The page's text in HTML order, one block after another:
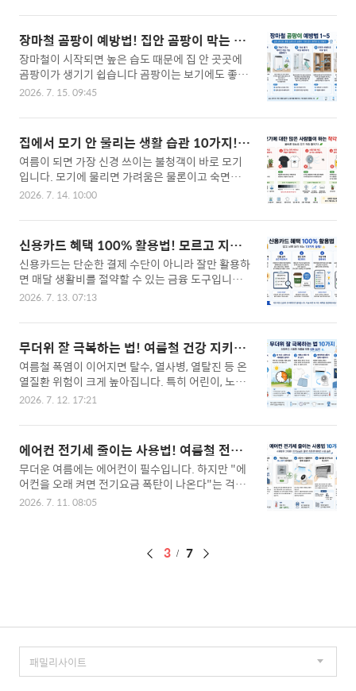
단단한 껍질은 일반쓰레기복숭아씨, 망고씨, 아보카
도씨처럼 단단한 씨앗은 일반쓰레기입니다.코코넛
껍질도 일반쓰레기로 버려야 합니다.---4. 국물은
최대한 ..
폰 저장공간을 효과적으로 늘리는 10가지 방법을
소개합니다. ---1. 사용하지 않는 앱 삭제하기 한 번
설치한 뒤 사용하지 않는 앱이 저장공간을 차지하는
경우가 많습니다. TIP 3개월 이상 사용하지 않은 앱
삭제 게임, 쇼핑 앱 등 용량이 큰 앱부터 정리하기 --
- 2. 사진과 동영상 정리하기 사진과 동영상은 저장
이나 필요 없는 스크린샷을 삭제하고, 중요한 사진
은 클라우드나 PC에 백업하세요. --- 3. 앱 캐시(Ca
che) 삭제하기 앱을 오래 사용하면 임시 ..
장마철 곰팡이 예방법! 집안 곰팡이 막는 생
활 습관 10가지
장마철이 시작되면 높은 습도 때문에 집 안 곳곳에
곰팡이가 생기기 쉽습니다 곰팡이는 보기에도 좋지
않을 뿐 아니라 알레르기와 호흡기 질환의 원인이
이를 예방하는 생활 습관 10가지를 소개합니다.---
1. 하루 2~3번 환기하기 비가 온다고 창문을 계속
닫아두면 실내 습도가 높아집니다. 비가 잠시 그친
시간이나 습도가 낮은 시간대를 이용해 10~20분 정
도 환기하는 것이 좋습니다. TIP 맞바람이 통하도록
창문 두 곳 열기 에어컨 제습 기능과 함께 사용하면
기 실내 습도를 40~60% 정도로 유지하면 곰팡이
발생을 줄이는 데 도움이 됩니다. 습도가 높다면 제
습기를 적극 활용하세요. ---3. 욕실 물기..
2026. 7. 15. 09:45
집에서 모기 안 물리는 생활 습관 10가지!
여름철 모기 걱정 줄이는 꿀팁
여름이 되면 가장 신경 쓰이는 불청객이 바로 모기
입니다. 모기에 물리면 가려움은 물론이고 숙면을
방해하고, 일부 지역에서는 감염병을 옮길 가능성도
물리지 않는 생활 습관 10가지를 소개합니다.--- 1.
집 안에 고인 물 없애기 모기는 고인 물에서 알을 낳
습니다. 화분 받침, 베란다 배수구, 물통 등에 물이
고여 있다면 정기적으로 비워 주세요. TIP 화분 받
침 물 버리기 배수구 청소하기 물통은 뚜껑 덮기 ---
2. 방충망 틈 확인하기작은 틈만 있어도 모기는 집
틈이 있다면 즉시 보수하는 것이 좋습니다. --- 3. 외
출 후 문을 오래 열어두지 않기 현관문이나 베란다
문을 오래 열어두면 모기가 쉽게 들어옵니..
2026. 7. 14. 10:00
신용카드 혜택 100% 활용법! 모르고 지나
치면 손해 보는 10가지 꿀팁
신용카드는 단순한 결제 수단이 아니라 잘만 활용하
면 매달 생활비를 절약할 수 있는 금융 도구입니다.
하지만 많은 사람들이 카드 혜택을 제대로 확인하지
오늘은 신용카드 혜택을 100% 활용하는 10가지 방
법을 소개합니다.---1. 자신의 소비 패턴에 맞는 카
드 선택하기카드마다 할인 분야가 다릅니다.평소 소
비가 많은 분야에 맞는 카드를 선택해야 혜택을 가
장 많이 받을 수 있습니다.예를 들어대중교통 이용
이 많다면 교통 할인 카드온라인 쇼핑이 많다면 쇼
2. 전월 실적 조건 확인하기대부분의 카드 혜택은
전월 이용금액을 충족해야 받을 수 있습니다.실적
기준을 모르고 사용하면 할인 혜택을 받지 못하는
경우가 많습니다...
2026. 7. 13. 07:13
무더위 잘 극복하는 법! 여름철 건강 지키는
10가지 생활 습관
여름철 폭염이 이어지면 탈수, 열사병, 열탈진 등 온
열질환 위험이 크게 높아집니다. 특히 어린이, 노인,
만성질환자는 더위에 취약하기 때문에 더욱 주의해
습관 10가지를 소개합니다.---1. 물을 자주 마시기
목이 마르지 않아도 조금씩 자주 물을 마시는 것이
좋습니다.땀을 많이 흘리면 수분과 전해질이 함께
빠져나가기 때문에 충분한 수분 보충이 중요합니다.
Tip하루 동안 여러 번 나누어 마시기카페인·알코올
음료는 과다 섭취하지 않기---2. 낮 12시~오후 5시
다면 그늘을 이용하고 자주 쉬어야 합니다.---3. 가
볍고 밝은 색 옷 입기통풍이 잘되는 면이나 기능성
2026. 7. 12. 17:21
에어컨 전기세 줄이는 사용법! 여름철 전기
요금 아끼는 10가지 꿀팁
무더운 여름에는 에어컨이 필수입니다. 하지만 "에
어컨을 오래 켜면 전기요금 폭탄이 나온다"는 걱정
때문에 더위를 참는 분들도 많습니다.사실 에어컨은
는 에어컨 사용법 10가지를 소개합니다.---1. 처음
에는 강풍으로 빠르게 냉방하기에어컨은 실내 온도
동해 전력 소비가 늘어납니다.여름철에는 26~28℃
정도를 유지하면 쾌적하면서도 전기요금을 절약할
수 있습니다.---3. ..
2026. 7. 11. 08:05
페
3 7